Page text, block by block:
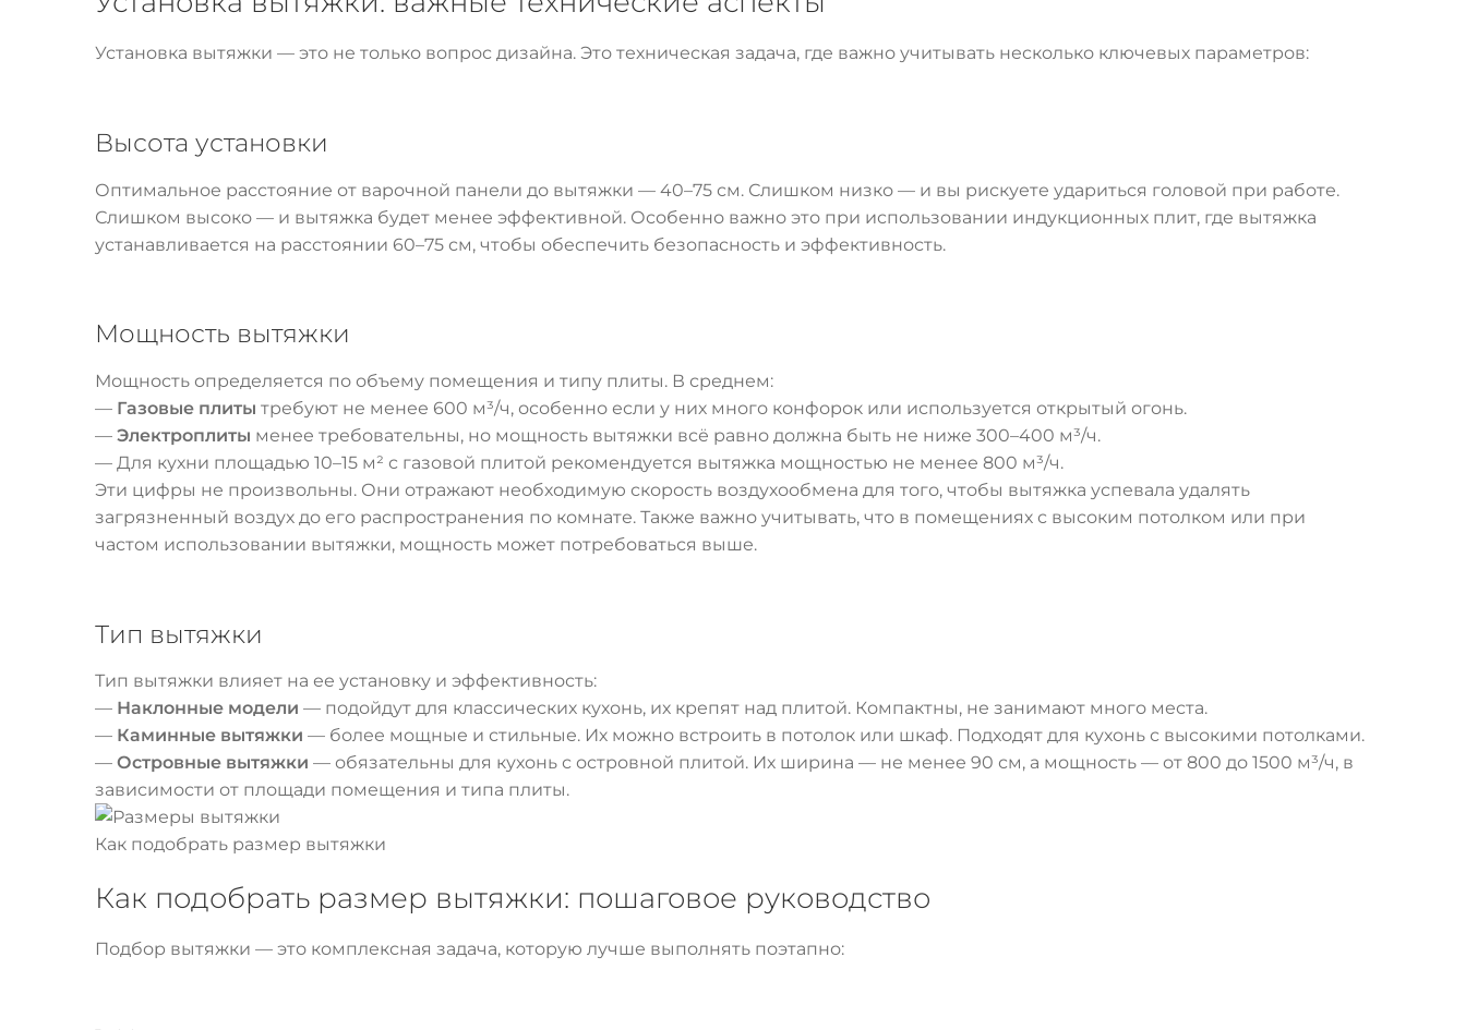
Установка вытяжки — это не только вопрос дизайна. Это техническая задача, где важно учитывать несколько ключевых параметров:
Высота установки
Оптимальное расстояние от варочной панели до вытяжки — 40–75 см. Слишком низко — и вы рискуете удариться головой при работе.
Слишком высоко — и вытяжка будет менее эффективной. Особенно важно это при использовании индукционных плит, где вытяжка
устанавливается на расстоянии 60–75 см, чтобы обеспечить безопасность и эффективность.
Мощность вытяжки
Мощность определяется по объему помещения и типу плиты. В среднем:
— Газовые плиты требуют не менее 600 м³/ч, особенно если у них много конфорок или используется открытый огонь.
— Электроплиты менее требовательны, но мощность вытяжки всё равно должна быть не ниже 300–400 м³/ч.
— Для кухни площадью 10–15 м² с газовой плитой рекомендуется вытяжка мощностью не менее 800 м³/ч.
Эти цифры не произвольны. Они отражают необходимую скорость воздухообмена для того, чтобы вытяжка успевала удалять
загрязненный воздух до его распространения по комнате. Также важно учитывать, что в помещениях с высоким потолком или при
частом использовании вытяжки, мощность может потребоваться выше.
Тип вытяжки
Тип вытяжки влияет на ее установку и эффективность:
— Наклонные модели — подойдут для классических кухонь, их крепят над плитой. Компактны, не занимают много места.
— Каминные вытяжки — более мощные и стильные. Их можно встроить в потолок или шкаф. Подходят для кухонь с высокими потолками.
— Островные вытяжки — обязательны для кухонь с островной плитой. Их ширина — не менее 90 см, а мощность — от 800 до 1500 м³/ч, в
зависимости от площади помещения и типа плиты.
Как подобрать размер вытяжки
Как подобрать размер вытяжки: пошаговое руководство
Подбор вытяжки — это комплексная задача, которую лучше выполнять поэтапно: